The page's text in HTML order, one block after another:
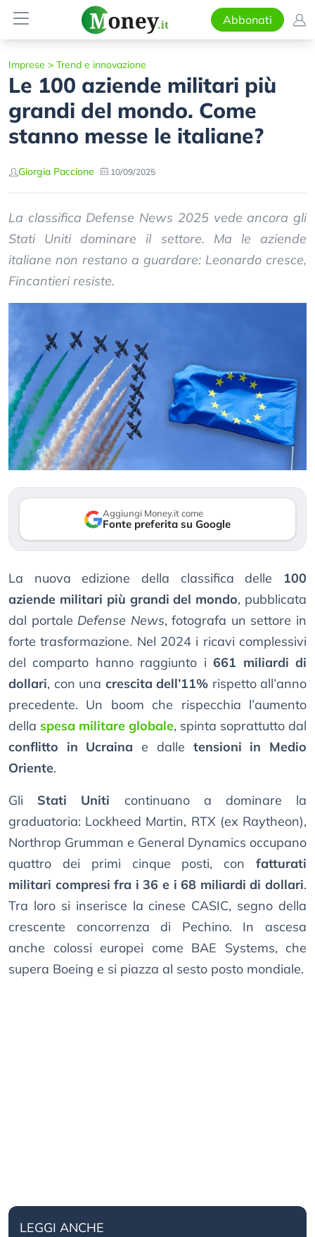
Abbonati
Imprese > Trend e innovazione
Le 100 aziende militari più
grandi del mondo. Come
stanno messe le italiane?
Giorgia Paccione 10/09/2025
La classifica Defense News 2025 vede ancora gli
Stati Uniti dominare il settore. Ma le aziende
italiane non restano a guardare: Leonardo cresce,
Fincantieri resiste.
Aggiungi Money.it come
Fonte preferita su Google
La nuova edizione della classifica delle 100
aziende militari più grandi del mondo, pubblicata
dal portale Defense News, fotografa un settore in
forte trasformazione. Nel 2024 i ricavi complessivi
del comparto hanno raggiunto i661 miliardi di
dollari, con una crescita dell’11% rispetto all’anno
precedente. Un boom che rispecchia l’aumento
della spesa militare globale, spinta soprattutto dal
conflitto in Ucraina e dalle tensioni in Medio
Oriente.
Gli Stati Uniti continuano a dominare la
graduatoria: Lockheed Martin, RTX (ex Raytheon),
Northrop Grumman e General Dynamics occupano
quattro dei primi cinque posti, con fatturati
militari compresi fra i 36 e i 68 miliardi di dollari.
Tra loro si inserisce la cinese CASIC, segno della
crescente concorrenza di Pechino. In ascesa
anche colossi europei come BAE Systems, che
supera Boeing e si piazza al sesto posto mondiale.
LEGGI ANCHE